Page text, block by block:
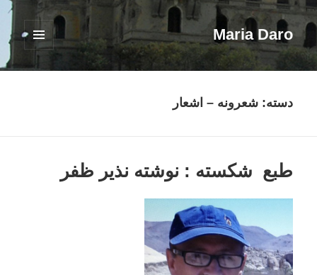
Maria Daro
فهرست
ابزارک‌ها
دسته:شعرونه – اشعار
طبع شکسته : نوشته نذیر ظفر